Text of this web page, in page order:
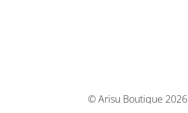
© Arisu Boutique 2026